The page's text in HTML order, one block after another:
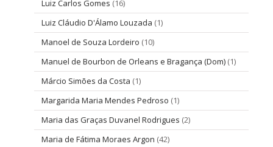
Luiz Carlos Gomes (16)
Luiz Cláudio D'Álamo Louzada (1)
Manoel de Souza Lordeiro (10)
Manuel de Bourbon de Orleans e Bragança (Dom) (1)
Márcio Simões da Costa (1)
Margarida Maria Mendes Pedroso (1)
Maria das Graças Duvanel Rodrigues (2)
Maria de Fátima Moraes Argon (42)